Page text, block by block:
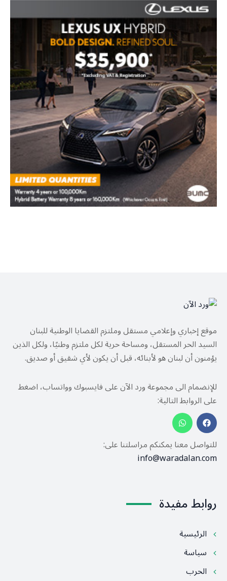
موقع إخباري وإعلامي مستقل وملتزم القضايا الوطنية للبنان
السيد الحر المستقل، ومساحة حرية لكل ملتزم وطنيًا، ولكل الذين
يؤمنون أن لبنان هو لأبنائه، قبل أن يكون لأي شقيق أو صديق.
للإنضمام الى مجموعة ورد الآن على فايسبوك وواتساب، اضغط
على الروابط التالية:
للتواصل معنا يمكنكم مراسلتنا على:
info@waradalan.com
روابط مفيدة
الرئيسية
سياسة
الحرب